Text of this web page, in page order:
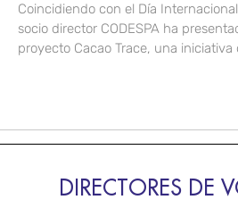
Coincidiendo con el Día
socio director CODESPA ha
proyecto Cacao Trace, una
DIRECTORES DE